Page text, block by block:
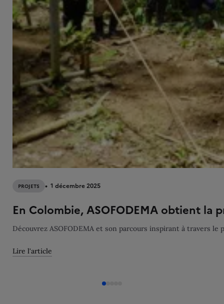
PROJETS 1 décembre 2025
En Colombie, ASOFODEMA obtient
Découvrez ASOFODEMA et son parcours inspirant à travers
Lire l'article